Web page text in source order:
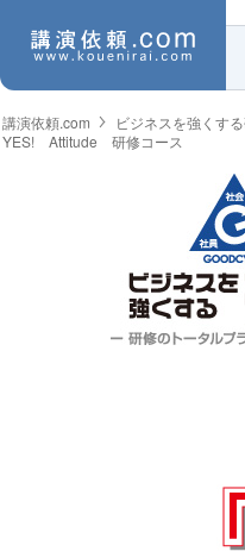
講演依頼.com ビジネスを強くす
YES! Attitude 研修コース